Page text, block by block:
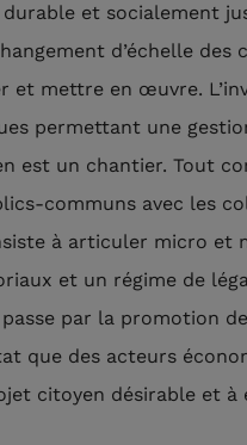
et socialement
d’échelle des
et mettre en œuvre.
permettant une
est un chantier. Tout
communs avec les
à articuler micro et
et un régime de
par la promotion
que des acteurs
citoyen désirable et à